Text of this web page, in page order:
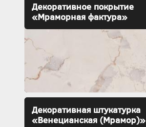
Декоративное покрытие
«Мраморная фактура»
Декоративная штукатурка
«Венецианская (Мрамор)»